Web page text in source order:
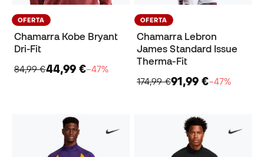
OFERTA
Chamarra Kobe Bryant
Dri-Fit
84,99 €44,99 €−47%
OFERTA
Chamarra Lebron
James Standard Issue
Therma-Fit
174,99 €91,99 €−47%